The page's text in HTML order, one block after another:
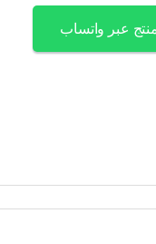
عبر واتساب